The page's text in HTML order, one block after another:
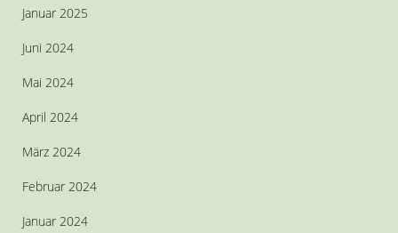
Januar 2025
Juni 2024
Mai 2024
April 2024
März 2024
Februar 2024
Januar 2024